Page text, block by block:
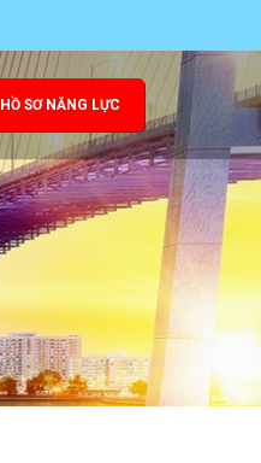
HỒ SƠ NĂNG LỰC